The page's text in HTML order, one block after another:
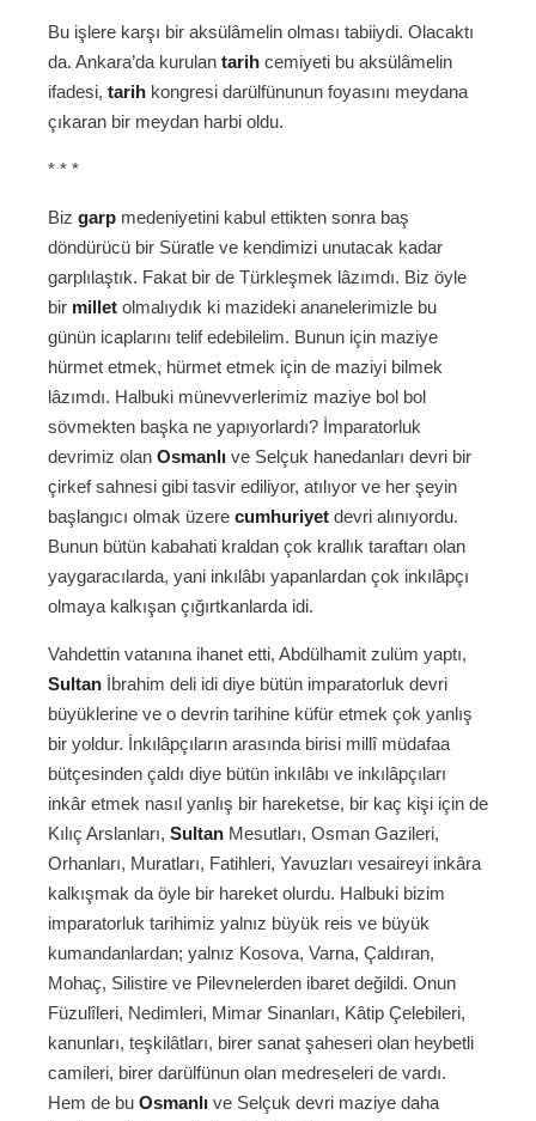
Bu işlere karşı bir aksülâmelin olması tabiiydi. Olacaktı
da. Ankara’da kurulan tarih cemiyeti bu aksülâmelin
ifadesi, tarih kongresi darülfünunun foyasını meydana
çıkaran bir meydan harbi oldu.
* * *
Biz garp medeniyetini kabul ettikten sonra baş
döndürücü bir Süratle ve kendimizi unutacak kadar
garplılaştık. Fakat bir de Türkleşmek lâzımdı. Biz öyle
bir millet olmalıydık ki mazideki ananelerimizle bu
günün icaplarını telif edebilelim. Bunun için maziye
hürmet etmek, hürmet etmek için de maziyi bilmek
lâzımdı. Halbuki münevverlerimiz maziye bol bol
sövmekten başka ne yapıyorlardı? İmparatorluk
devrimiz olan Osmanlı ve Selçuk hanedanları devri bir
çirkef sahnesi gibi tasvir ediliyor, atılıyor ve her şeyin
başlangıcı olmak üzere cumhuriyet devri alınıyordu.
Bunun bütün kabahati kraldan çok krallık taraftarı olan
yaygaracılarda, yani inkılâbı yapanlardan çok inkılâpçı
olmaya kalkışan çığırtkanlarda idi.
Vahdettin vatanına ihanet etti, Abdülhamit zulüm yaptı,
Sultan İbrahim deli idi diye bütün imparatorluk devri
büyüklerine ve o devrin tarihine küfür etmek çok yanlış
bir yoldur. İnkılâpçıların arasında birisi millî müdafaa
bütçesinden çaldı diye bütün inkılâbı ve inkılâpçıları
inkâr etmek nasıl yanlış bir hareketse, bir kaç kişi için de
Kılıç Arslanları, Sultan Mesutları, Osman Gazileri,
Orhanları, Muratları, Fatihleri, Yavuzları vesaireyi inkâra
kalkışmak da öyle bir hareket olurdu. Halbuki bizim
imparatorluk tarihimiz yalnız büyük reis ve büyük
kumandanlardan; yalnız Kosova, Varna, Çaldıran,
Mohaç, Silistire ve Pilevnelerden ibaret değildi. Onun
Füzulîleri, Nedimleri, Mimar Sinanları, Kâtip Çelebileri,
kanunları, teşkilâtları, birer sanat şaheseri olan heybetli
camileri, birer darülfünun olan medreseleri de vardı.
Hem de bu Osmanlı ve Selçuk devri maziye daha